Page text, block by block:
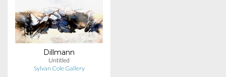
Dillmann
Untitled
Sylvan Cole Gallery